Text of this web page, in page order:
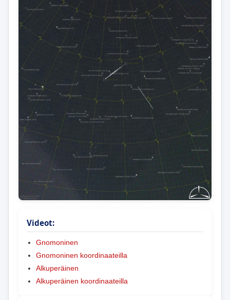
Videot:
Gnomoninen
Gnomoninen koordinaateilla
Alkuperäinen
Alkuperäinen koordinaateilla